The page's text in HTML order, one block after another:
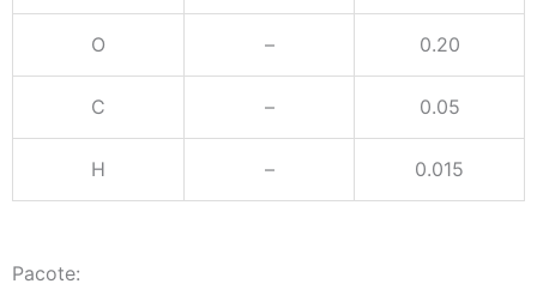
O – 0.20
C – 0.05
H – 0.015
Pacote: